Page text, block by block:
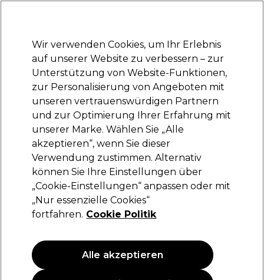
Anmelden
Marken Deals Haare Elektrogeräte Saloneinrichtung
Lieferung und Lieferzeiten
– mehr erfahren
Sibel Mirror Shockproof
0
13,29 € 18,99 €
Wir verwenden Cookies, um Ihr Erlebnis
auf unserer Website zu verbessern – zur
Unterstützung von Website-Funktionen,
zur Personalisierung von Angeboten mit
unseren vertrauenswürdigen Partnern
und zur Optimierung Ihrer Erfahrung mit
unserer Marke. Wählen Sie „Alle
akzeptieren“, wenn Sie dieser
Verwendung zustimmen. Alternativ
können Sie Ihre Einstellungen über
„Cookie-Einstellungen“ anpassen oder mit
„Nur essenzielle Cookies“
fortfahren. Cookie Politik
Alle akzeptieren